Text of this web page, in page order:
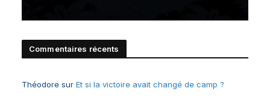
Commentaires récents
Théodore sur Et si la victoire avait changé de camp ?